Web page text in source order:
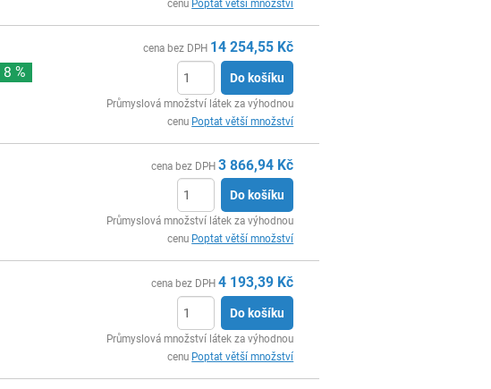
cenu Poptat větší množství
8 %
cena bez DPH 14 254,55 Kč
Do košíku
Průmyslová množství látek za výhodnou
cenu Poptat větší množství
cena bez DPH 3 866,94 Kč
Do košíku
Průmyslová množství látek za výhodnou
cenu Poptat větší množství
cena bez DPH 4 193,39 Kč
Do košíku
Průmyslová množství látek za výhodnou
cenu Poptat větší množství